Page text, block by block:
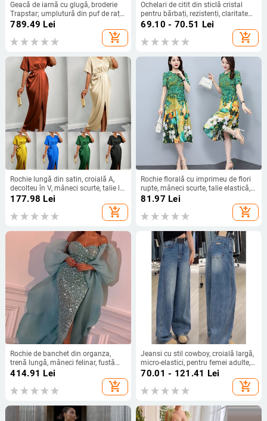
Geacă de iarnă cu glugă, broderie
Trapstar; umplutură din puf de rață
alb; rezistentă la vânt; umplere 95;
550 puf; îmbrăcăminte exterioară
de iarnă unisex
789.49 Lei
add_shopping_cart
Ochelari de citit din sticlă cristal
pentru bărbați, rezistenți, claritate
înaltă, protecție împotriva luminii
albastre, 100/200/250/300 dioptrii
69.10 - 70.51 Lei
add_shopping_cart
Rochie lungă din satin, croială A,
decolteu în V, mâneci scurte, talie la
nivel mediu, deschizătură frontală,
177.98 Lei
add_shopping_cart
Rochie florală cu imprimeu de flori
rupte, mâneci scurte, talie elastică,
guler cu volane, lungime midi
81.97 Lei
add_shopping_cart
Rochie de banchet din organza,
trenă lungă, mâneci felinar, fustă
lungă — Primăvara 2024
414.91 Lei
add_shopping_cart
Jeansi cu stil cowboy, croială largă,
micro-elastici, pentru femei adulte,
iarna 2025
70.01 - 121.41 Lei
add_shopping_cart